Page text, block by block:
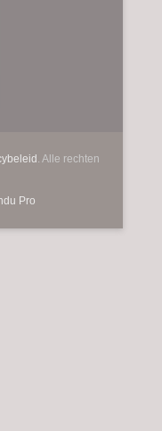
. Alle rechten
Pro